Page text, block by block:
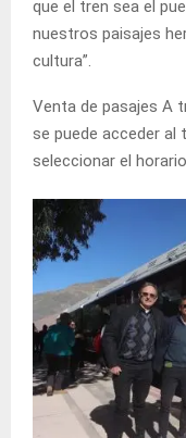
que el tren sea el
nuestros paisajes
cultura”.
Venta de pasajes A
se puede acceder al
seleccionar el